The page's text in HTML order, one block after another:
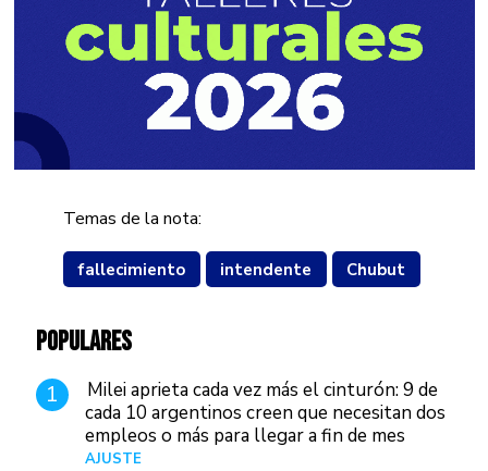
Temas de la nota:
fallecimiento intendente Chubut
POPULARES
1
Milei aprieta cada vez más el cinturón: 9 de
cada 10 argentinos creen que necesitan dos
empleos o más para llegar a fin de mes
AJUSTE